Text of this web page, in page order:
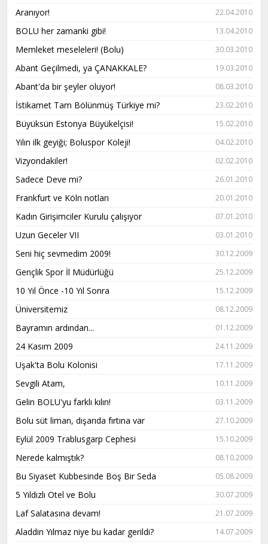
Aranıyor! 22.04.2010
BOLU her zamanki gibi! 13.04.2010
Memleket meseleleri! (Bolu) 30.03.2010
Abant Geçilmedi, ya ÇANAKKALE? 19.03.2010
Abant'da bir şeyler oluyor! 08.03.2010
İstikamet Tam Bölünmüş Türkiye mi? 23.02.2010
Büyüksün Estonya Büyükelçisi! 15.02.2010
Yılın ilk geyiği; Boluspor Koleji! 04.02.2010
Vizyondakiler! 02.02.2010
Sadece Deve mi? 26.01.2010
Frankfurt ve Köln notları 20.01.2010
Kadın Girişimciler Kurulu çalışıyor 07.01.2010
Uzun Geceler VII 03.01.2010
Seni hiç sevmedim 2009! 30.12.2009
Gençlik Spor İl Müdürlüğü 25.12.2009
10 Yıl Önce -10 Yıl Sonra 15.12.2009
Üniversitemiz 08.12.2009
Bayramın ardından... 01.12.2009
24 Kasım 2009 24.11.2009
Uşak'ta Bolu Kolonisi 17.11.2009
Sevgili Atam, 10.11.2009
Gelin BOLU'yu farklı kılın! 03.11.2009
Bolu süt liman, dışarıda fırtına var 27.10.2009
Eylül 2009 Trablusgarp Cephesi 15.10.2009
Nerede kalmıştık? 08.10.2009
Bu Siyaset Kubbesinde Boş Bir Seda 05.08.2009
5 Yıldızlı Otel ve Bolu 30.07.2009
Laf Salatasına devam! 21.07.2009
Aladdin Yılmaz niye bu kadar gerildi? 14.07.2009